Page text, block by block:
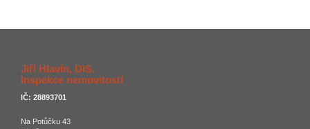
Jiří Hlavín, DiS.
Inspekce nemovitostí
IČ: 28893701
Na Potůčku 43